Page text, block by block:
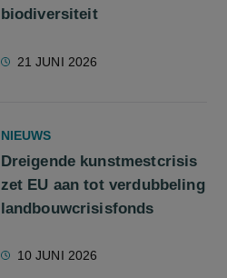
biodiversiteit
21 JUNI 2026
NIEUWS
Dreigende kunstmestcrisis
zet EU aan tot verdubbeling
landbouwcrisisfonds
10 JUNI 2026